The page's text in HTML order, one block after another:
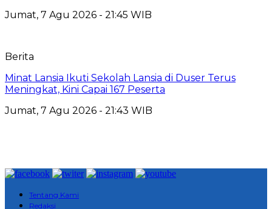
Jumat, 7 Agu 2026 - 21:45 WIB
Berita
Minat Lansia Ikuti Sekolah Lansia di Duser Terus
Meningkat, Kini Capai 167 Peserta
Jumat, 7 Agu 2026 - 21:43 WIB
Tentang Kami
Redaksi